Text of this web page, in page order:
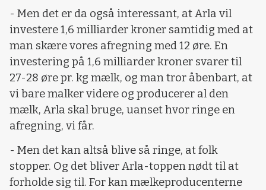
- Men det er da også interessant, at Arla vil
investere 1,6 milliarder kroner samtidig med at
man skære vores afregning med 12 øre. En
investering på 1,6 milliarder kroner svarer til
27-28 øre pr. kg mælk, og man tror åbenbart, at
vi bare malker videre og producerer al den
mælk, Arla skal bruge, uanset hvor ringe en
afregning, vi får.
- Men det kan altså blive så ringe, at folk
stopper. Og det bliver Arla-toppen nødt til at
forholde sig til. For kan mælkeproducenterne